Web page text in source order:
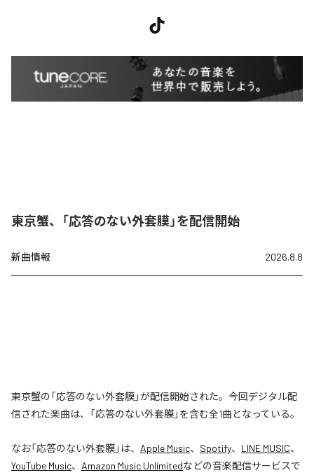
東京蟹、「応答のない外套膜」を配信開始
新曲情報 2026.8.8
東京蟹の「応答のない外套膜」が配信開始された。今回デジタル配
信された楽曲は、「応答のない外套膜」を含む全1曲となっている。
なお「応答のない外套膜」は、 Apple Music、 Spotify、 LINE MUSIC、
YouTube Music、 Amazon Music Unlimitedなどの音楽配信サービスで